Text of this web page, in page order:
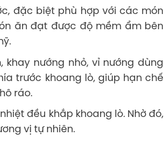
đặc biệt phù hợp với các món
ăn đạt được độ mềm ẩm bên
khay nướng nhỏ, vỉ nướng dùng
trước khoang lò, giúp hạn chế
ráo.
đều khắp khoang lò. Nhờ đó,
vị tự nhiên.